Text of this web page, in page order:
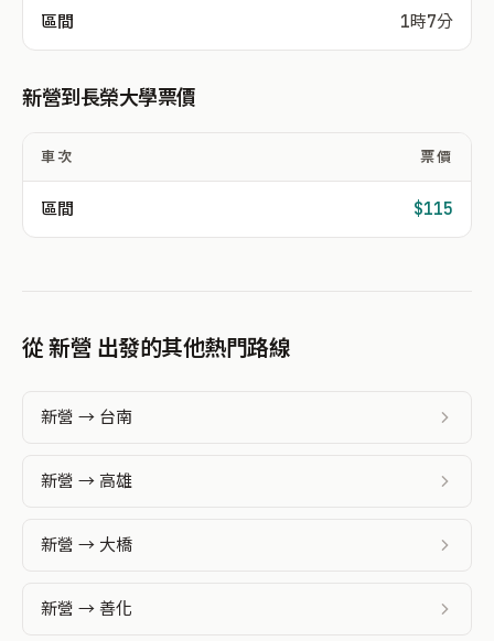
區間 1時7分
新營到長榮大學票價
車次 票價
區間 $115
從 新營 出發的其他熱門路線
新營 → 台南
新營 → 高雄
新營 → 大橋
新營 → 善化